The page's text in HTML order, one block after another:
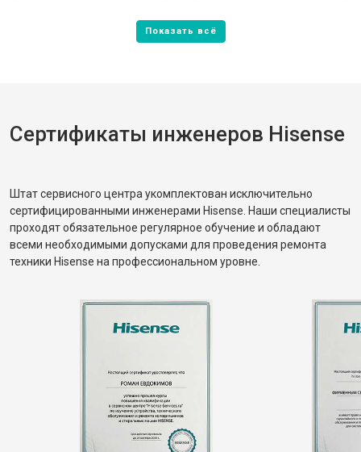
Сертификаты инженеров Hisense
Штат сервисного центра укомплектован исключительно
сертифицированными инженерами Hisense. Наши специалисты
проходят обязательное регулярное обучение и обладают
всеми необходимыми допусками для проведения ремонта
техники Hisense на профессиональном уровне.